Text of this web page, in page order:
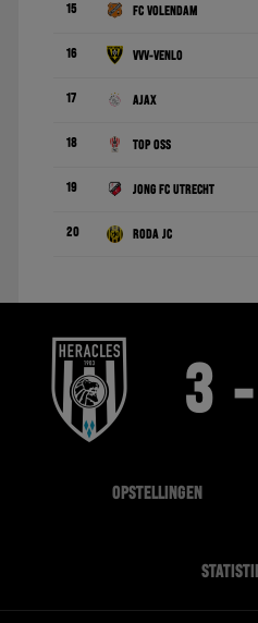
15 FC Volendam
16 VVV-Venlo
17 Ajax
18 TOP Oss
19 Jong FC Utrecht
20 Roda JC
3
OPSTELLINGEN